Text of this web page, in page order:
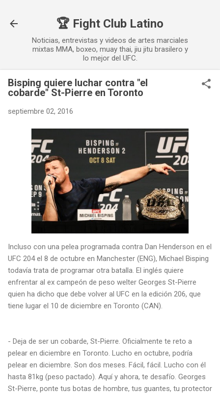
🏆 Fight Club Latino
Noticias, entrevistas y videos de artes marciales
mixtas MMA, boxeo, muay thai, jiu jitu brasilero y
lo mejor del UFC.
Bisping quiere luchar contra "el
cobarde" St-Pierre en Toronto
septiembre 02, 2016
Incluso con una pelea programada contra Dan Henderson en el
UFC 204 el 8 de octubre en Manchester (ENG), Michael Bisping
todavía trata de programar otra batalla. El inglés quiere
enfrentar al ex campeón de peso welter Georges St-Pierre
quien ha dicho que debe volver al UFC en la edición 206, que
tiene lugar el 10 de diciembre en Toronto (CAN).
- Deja de ser un cobarde, St-Pierre. Oficialmente te reto a
pelear en diciembre en Toronto. Lucho en octubre, podría
pelear en diciembre. Son dos meses. Fácil, fácil. Lucho con él
hasta 81kg (peso pactado). Aquí y ahora, te desafío. Georges
St-Pierre, ponte tus botas de hombre, tus guantes, tu protector